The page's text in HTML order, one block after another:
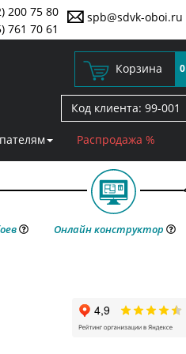
spb@sdvk-oboi.ru
200 75 80
761 70 61
Корзина 0
Код клиента: 99-001
Распродажа %
Онлайн конструктор